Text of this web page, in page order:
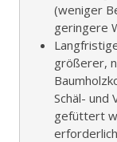
(weniger
geringere
größerer,
Schäl- und
gefüttert